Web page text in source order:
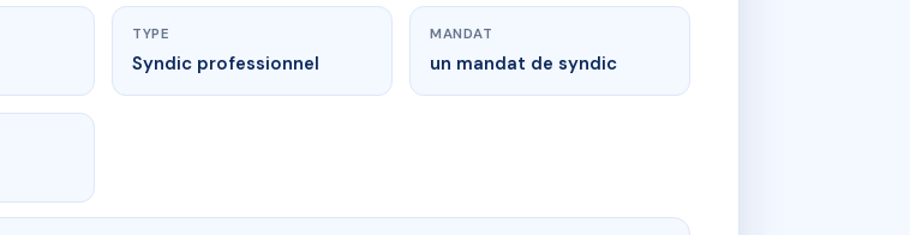
TYPE
Syndic professionnel
MANDAT
un mandat de syndic